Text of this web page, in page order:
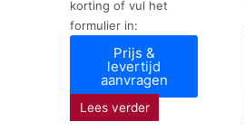
korting of vul het
formulier in:
Prijs &
levertijd
aanvragen
Lees verder